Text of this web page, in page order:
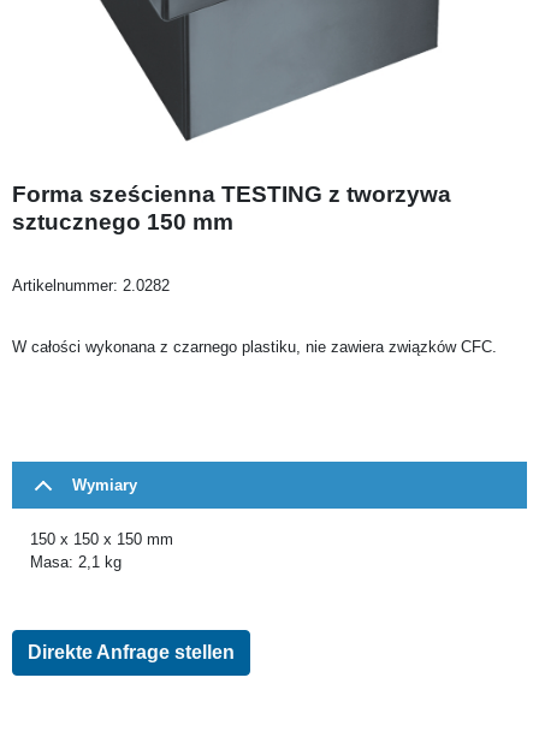
Forma sześcienna TESTING z tworzywa
sztucznego 150 mm
Artikelnummer: 2.0282
W całości wykonana z czarnego plastiku, nie zawiera związków CFC.
Wymiary
150 x 150 x 150 mm
Masa: 2,1 kg
Direkte Anfrage stellen